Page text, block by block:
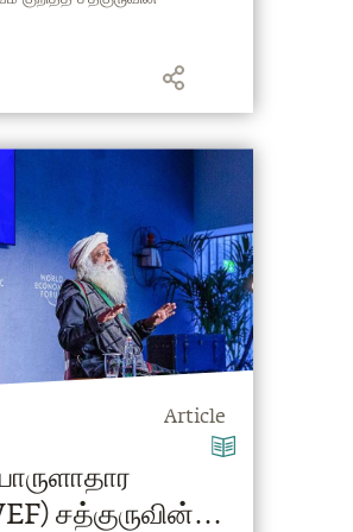
Article
சத்குருவின்